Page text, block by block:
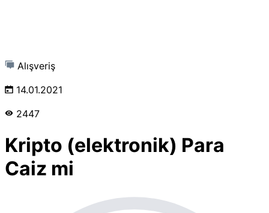
Alışveriş
14.01.2021
2447
Kripto (elektronik) Para
Caiz mi